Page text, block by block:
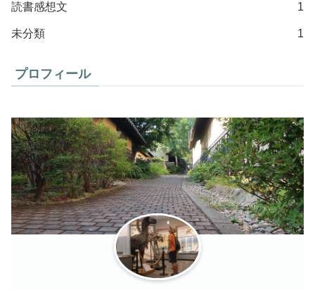
読書感想文 1
未分類 1
プロフィール